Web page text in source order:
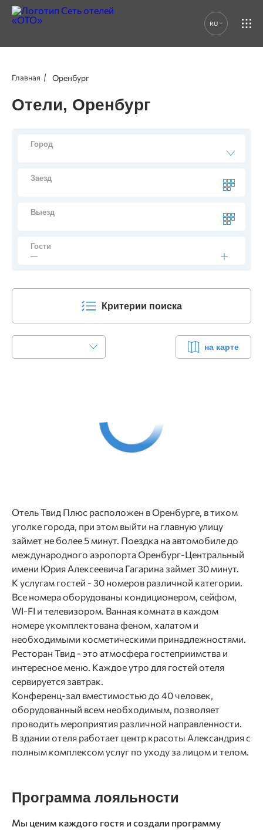
RU
АКЦИИ
ОТЗЫВЫ
БЛОГ
КОНТАКТЫ
Главная Оренбург
Отели, Оренбург
Критерии поиска
Город
Заезд
Выезд
Гости
на карте
Отель Твид Плюс расположен в Оренбурге, в тихом
уголке города, при этом выйти на главную улицу
займет не более 5 минут. Поездка на автомобиле до
международного аэропорта Оренбург-Центральный
имени Юрия Алексеевича Гагарина займет 30 минут.
К услугам гостей - 30 номеров различной категории.
Все номера оборудованы кондиционером, сейфом,
WI-FI и телевизором. Ванная комната в каждом
номере укомплектована феном, халатом и
необходимыми косметическими принадлежностями.
Ресторан Твид - это атмосфера гостеприимства и
интересное меню. Каждое утро для гостей отеля
сервируется завтрак.
Конференц-зал вместимостью до 40 человек,
оборудованный всем необходимым, позволяет
проводить мероприятия различной направленности.
В здании отеля работает центр красоты Александрия с
полным комплексом услуг по уходу за лицом и телом.
Программа лояльности
Мы ценим каждого гостя и создали программу